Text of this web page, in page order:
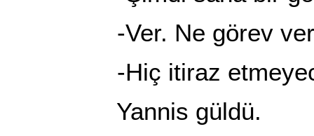
-Ver. Ne görev
-Hiç itiraz
Yannis güldü.